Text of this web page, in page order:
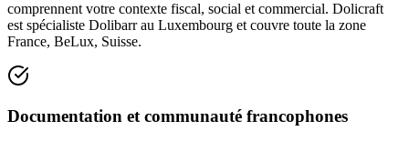
comprennent votre contexte fiscal, social et commercial. Dolicraft
est spécialiste Dolibarr au Luxembourg et couvre toute la zone
France, BeLux, Suisse.
Documentation et communauté francophones